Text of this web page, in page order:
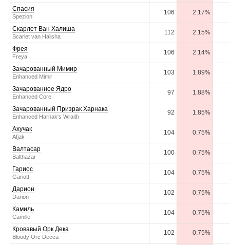
Спасия
Spezion
106 2.17%
Скарлет Ван Халиша
Scarlet van Halisha
112 2.15%
Фрея
Freya
106 2.14%
Зачарованный Мимир
Enhanced Mimir
103 1.89%
Зачарованное Ядро
Enhanced Core
97 1.88%
Зачарованный Призрак Харнака
Enhanced Harnak's Wraith
92 1.85%
Ахучак
Afjak
104 0.75%
Валтасар
Balthazar
100 0.75%
Гариос
Gariott
104 0.75%
Дарион
Darion
102 0.75%
Камиль
Camille
104 0.75%
Кровавый Орк Дека
Bloody Orc Decca
102 0.75%